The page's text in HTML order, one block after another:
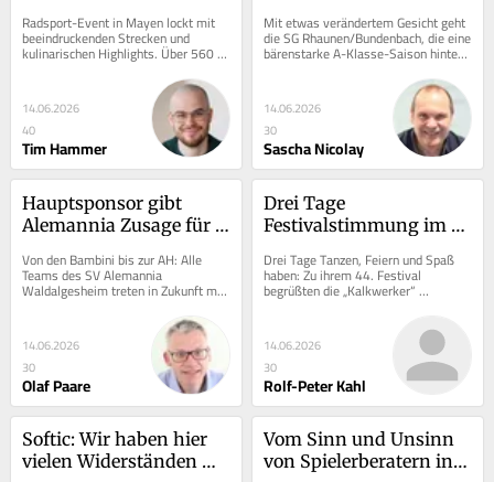
Radsport-Event in Mayen lockt mit
beeindruckenden Strecken und
kulinarischen Highlights. Über 560
Teilnehmer, darunter viele Kinder,
14.06.2026
40
Tim Hammer
Mit etwas verändertem Gesicht geht
die SG Rhaunen/Bundenbach, die eine
bärenstarke A-Klasse-Saison hinter
14.06.2026
30
Sascha Nicolay
Hauptsponsor gibt
Alemannia Zusage für
Von den Bambini bis zur AH: Alle
Teams des SV Alemannia
Waldalgesheim treten in Zukunft mit
einem Sponsoren-Logo an.
14.06.2026
30
Olaf Paare
Drei Tage
Festivalstimmung im
Drei Tage Tanzen, Feiern und Spaß
haben: Zu ihrem 44. Festival
begrüßten die „Kalkwerker“
Tausende Besucher auf dem
14.06.2026
30
Rolf-Peter Kahl
Softic: Wir haben hier
vielen Widerständen
Vom Sinn und Unsinn
von Spielerberatern in